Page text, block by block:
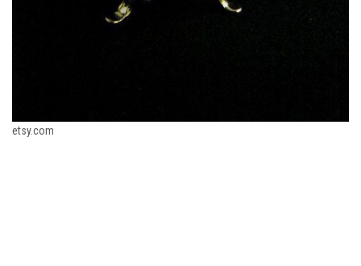
etsy.com